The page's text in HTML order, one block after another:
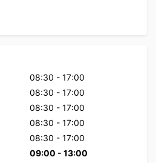
08:30 - 17:00
08:30 - 17:00
08:30 - 17:00
08:30 - 17:00
08:30 - 17:00
09:00 - 13:00